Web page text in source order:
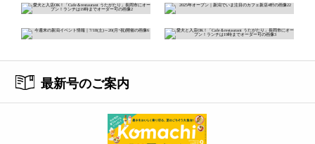
最新号のご案内